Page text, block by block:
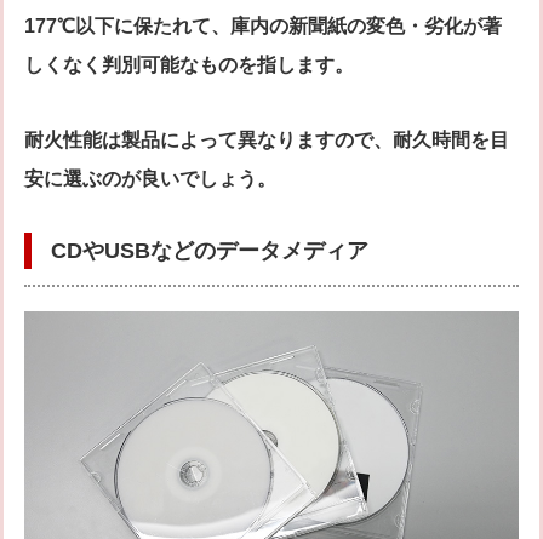
177℃以下に保たれて、庫内の新聞紙の変色・劣化が著
しくなく判別可能なものを指します。
耐火性能は製品によって異なりますので、耐久時間を目
安に選ぶのが良いでしょう。
CDやUSBなどのデータメディア